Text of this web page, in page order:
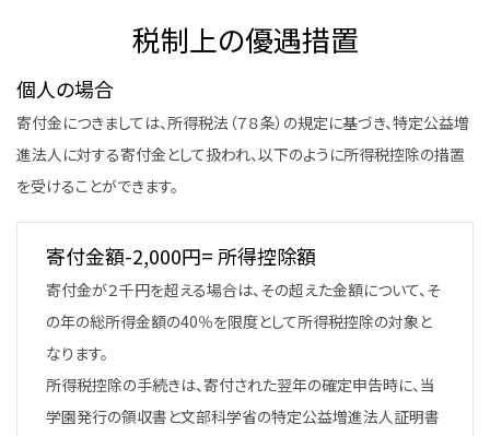
税制上の優遇措置
個人の場合
寄付金につきましては、所得税法（７８条）の規定に基づき、特定公益増
進法人に対する寄付金として扱われ、以下のように所得税控除の措置
を受けることができます。
寄付金額-2,000円= 所得控除額
寄付金が２千円を超える場合は、その超えた金額について、そ
の年の総所得金額の40％を限度として所得税控除の対象と
なります。
所得税控除の手続きは、寄付された翌年の確定申告時に、当
学園発行の領収書と文部科学省の特定公益増進法人証明書